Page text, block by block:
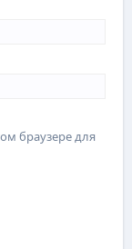
браузере для